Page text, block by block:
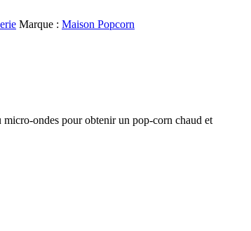
Marque : Maison Popcorn
micro-ondes pour obtenir un pop-corn chaud et